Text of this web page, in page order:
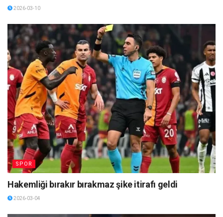
2026-03-10
SPOR
Hakemliği bırakır bırakmaz şike itirafı geldi
2026-03-04